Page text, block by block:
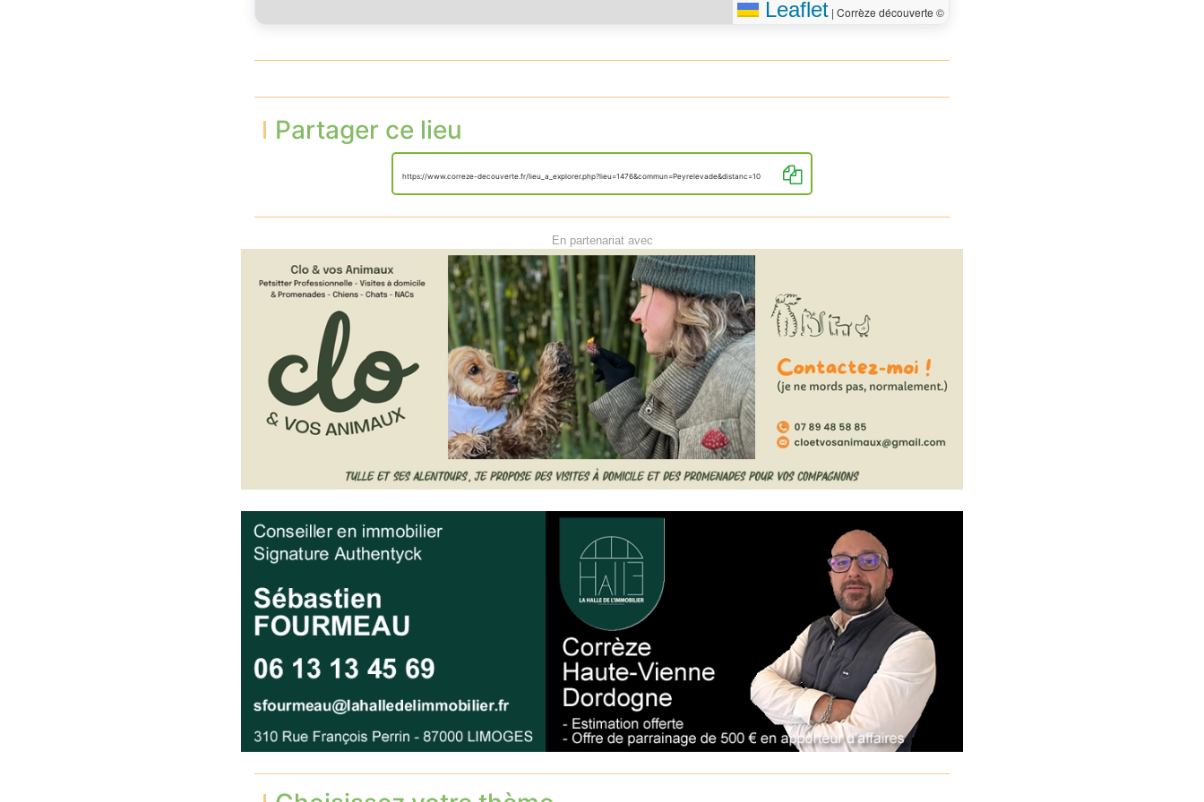
Leaflet | Corrèze découverte ©
Partager ce lieu
https://www.correze-decouverte.fr/lieu_a_explorer.php?lieu=1476&commun=Peyrelevade&distanc=10
En partenariat avec